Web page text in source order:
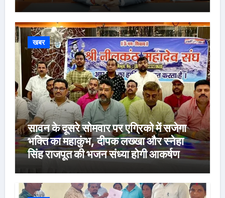
खबर
सावन के दूसरे सोमवार पर एग्रिको में सजेगा
भक्ति का महाकुंभ, दीपक लख्खा और स्नेहा
सिंह राजपूत की भजन संध्या होगी आकर्षण